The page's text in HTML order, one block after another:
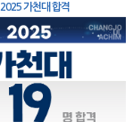
2025 가천대 합격